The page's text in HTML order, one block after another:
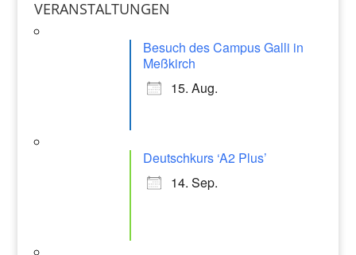
a
VERANSTALTUNGEN
Besuch des Campus Galli in
Meßkirch
15. Aug.
Deutschkurs ‘A2 Plus’
14. Sep.